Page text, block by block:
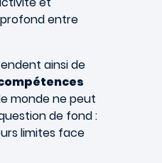
entre
ainsi de
monde ne peut
de fond :
limites face